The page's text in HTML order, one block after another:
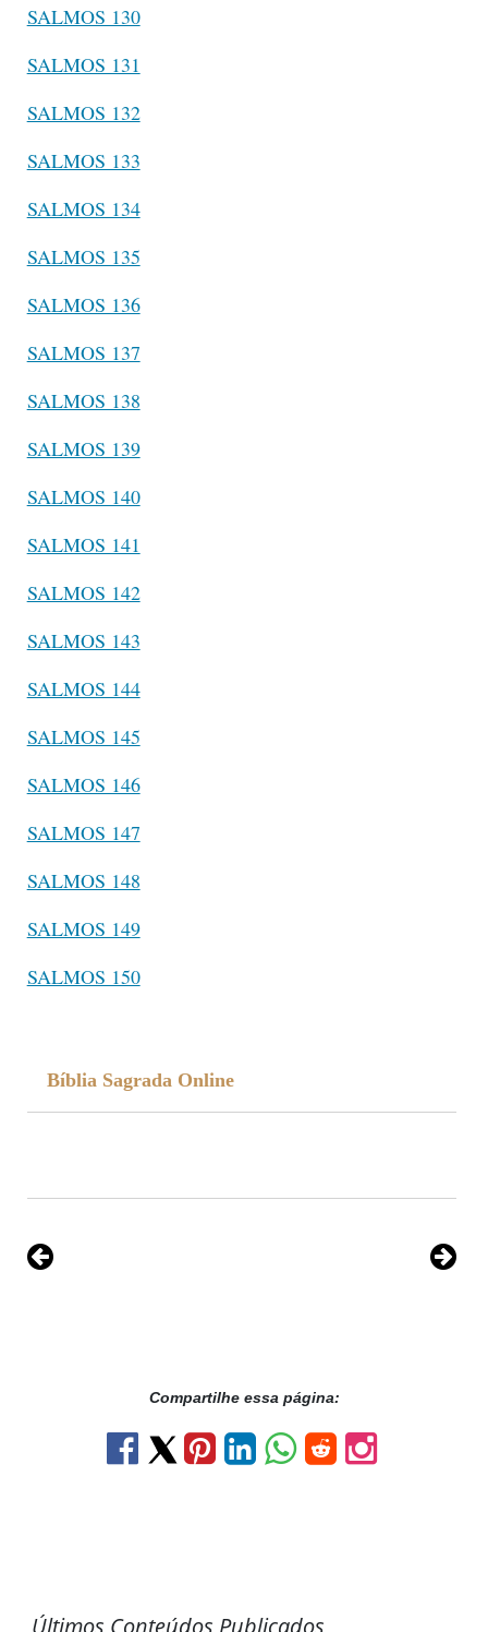
SALMOS 130
SALMOS 131
SALMOS 132
SALMOS 133
SALMOS 134
SALMOS 135
SALMOS 136
SALMOS 137
SALMOS 138
SALMOS 139
SALMOS 140
SALMOS 141
SALMOS 142
SALMOS 143
SALMOS 144
SALMOS 145
SALMOS 146
SALMOS 147
SALMOS 148
SALMOS 149
SALMOS 150
Bíblia Sagrada Online
Compartilhe essa página:
Últimos Conteúdos Publicados